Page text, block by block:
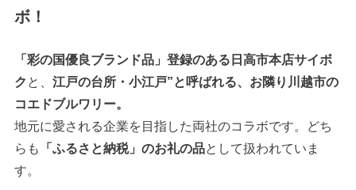
ボ！
「彩の国優良ブランド品」登録のある日高市本店サイボ
ク と、 江戸の台所・小江戸”と呼ばれる、お隣り川越市の
コエドブルワリー。
地元に愛される企業を目指した両社のコラボです。どち
らも
「ふるさと納税」のお礼の品として扱われていま
す。